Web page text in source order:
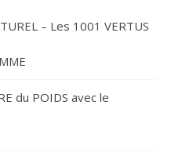
– Les 1001 VERTUS
du POIDS avec le